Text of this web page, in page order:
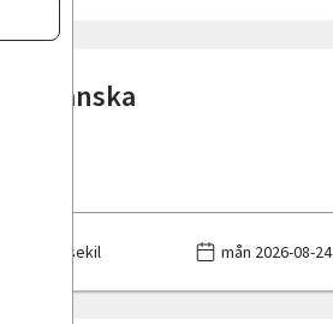
Spanska
Lysekil mån 2026-08-24